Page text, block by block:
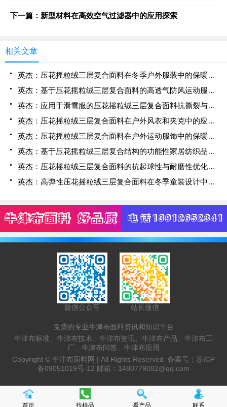
下一篇：新型材料在高效空气过滤器中的应用探索
相关文章
英杰：压花摇粒绒三层复合面料在冬季户外服装中的保暖性能优化研究
英杰：基于压花摇粒绒三层复合面料的高透气防风运动服饰开发
英杰：应用于滑雪服的压花摇粒绒三层复合面料抗撕裂与耐磨性提升技术
英杰：压花摇粒绒三层复合面料在户外风衣和夹克中的应用与性能
英杰：压花摇粒绒三层复合面料在户外运动服饰中的保暖与透气性能研究
英杰：基于压花摇粒绒三层复合结构的功能性家居纺织品开发与应用
英杰：压花摇粒绒三层复合面料的抗起球性与耐磨性优化技术分析
英杰：高弹性压花摇粒绒三层复合面料在冬季童装设计中的应用实践
微信公众号 站长微信
免费的专业牛津布面料资讯和知识平台
牛津布标准、牛津布技术、牛津布资讯、牛津布产品、牛津布工
厂、牛津布问答、牛津布应用
Copyright © 牛津布面料网 | All Rights Reserved. 备案号： 苏ICP
备09051019号-12 邮箱： 1480779082@qq.com
首页 找样品 看产品 联系